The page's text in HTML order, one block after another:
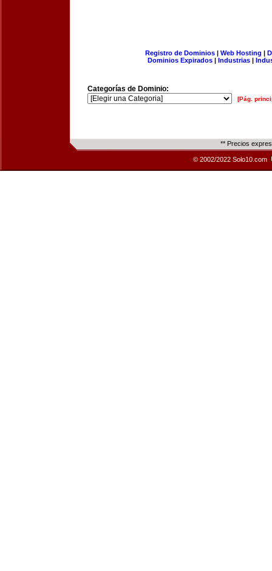
Registro de Dominios| Web Hosting |
Dominios Expirados | Industrias |
Categorías de Dominio:
[Pág.
** Precios
© 2002/2022 Solo10.com